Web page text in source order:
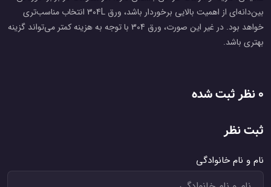
بین‌دانه‌ای از اهمیت بالایی برخوردار باشد، ورق 304L انتخاب مناسب‌تری
خواهد بود. در غیر این صورت، ورق 304 با توجه به هزینه کمتر می‌تواند گزینه
بهتری باشد.
0 نظر ثبت شده
ثبت نظر
نام و نام خانوادگی